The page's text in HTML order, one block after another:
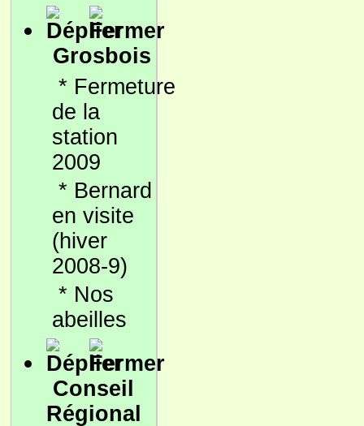
Grosbois
* Fermeture
de la
station
2009
* Bernard
en visite
(hiver
2008-9)
* Nos
abeilles
Conseil
Régional